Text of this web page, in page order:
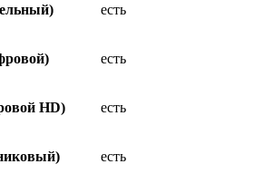
есть
есть
HD) есть
есть